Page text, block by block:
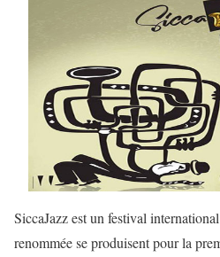
SiccaJazz est un festival
renommée se produisent pour la